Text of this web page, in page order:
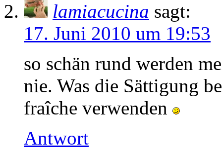
lamiacucina sagt:
17. Juni 2010 um 19:53
so schän rund werden
nie. Was die Sättigung
fraîche verwenden
Antwort